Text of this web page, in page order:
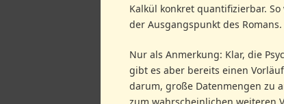
Kalkül konkret quantifizierbar.
der Ausgangspunkt des Romans.
Nur als Anmerkung: Klar, die
gibt es aber bereits einen
darum, große Datenmengen zu